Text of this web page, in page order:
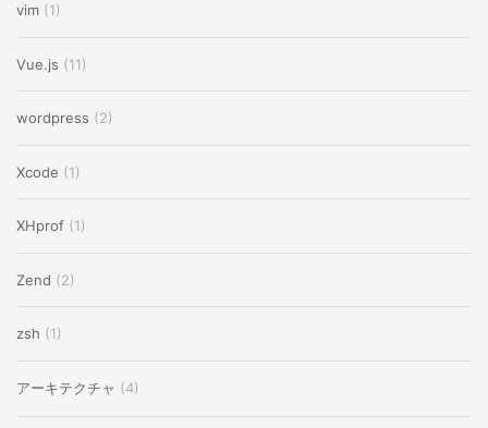
vim (1)
Vue.js (11)
wordpress (2)
Xcode (1)
XHprof (1)
Zend (2)
zsh (1)
アーキテクチャ (4)